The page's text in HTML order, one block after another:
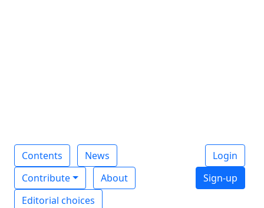
Contents
News
Contribute
About
Editorial choices
Login
Sign-up